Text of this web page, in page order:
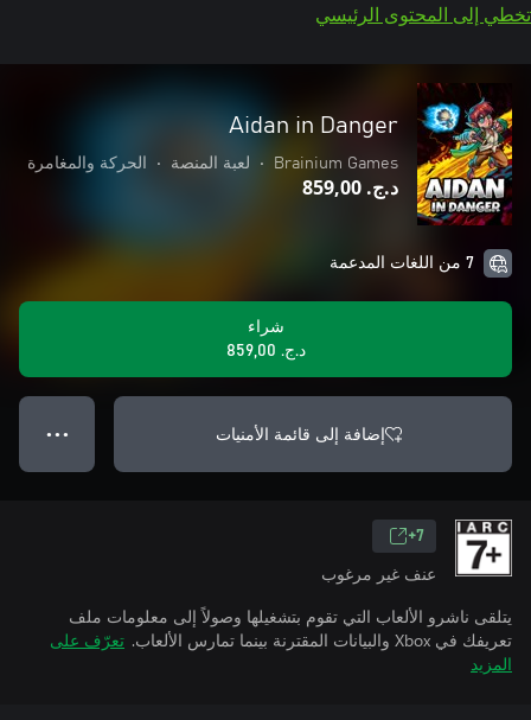
تخطي إلى المحتوى الرئيسي
Aidan in Danger
Brainium Games
• لعبة المنصة • الحركة والمغامرة
د.ج.‏ 859,00
7 من اللغات المدعمة
شراء
د.ج.‏ 859,00
إضافة إلى قائمة الأمنيات ● ● ●
7+
عنف غير مرغوب
يتلقى ناشرو الألعاب التي تقوم بتشغيلها وصولاً إلى معلومات ملف
تعريفك في Xbox والبيانات المقترنة بينما تمارس الألعاب.
تعرّف على
المزيد